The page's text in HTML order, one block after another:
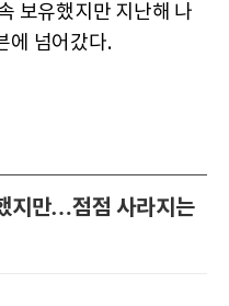
보유했지만 지난해 나
에 넘어갔다.
지만…점점 사라지는